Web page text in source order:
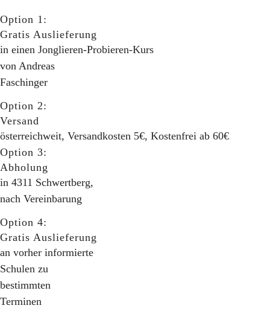
Option 1:
Gratis Auslieferung
in einen Jonglieren-Probieren-Kurs
von Andreas
Faschinger
Option 2:
Versand
österreichweit, Versandkosten 5€, Kostenfrei ab 60€
Option 3:
Abholung
in 4311 Schwertberg,
nach Vereinbarung
Option 4:
Gratis Auslieferung
an vorher informierte
Schulen zu
bestimmten
Terminen